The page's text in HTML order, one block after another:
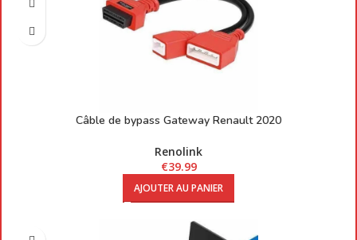
Câble de bypass Gateway Renault 2020
Renolink
€39.99
AJOUTER AU PANIER